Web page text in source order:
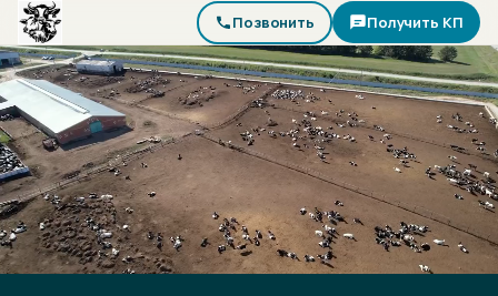
Позвонить Получить КП